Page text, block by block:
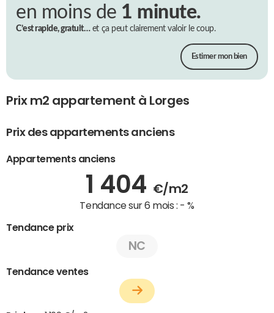
en moins de 1 minute.
C’est rapide, gratuit…et ça peut clairement valoir le coup.
Estimer mon bien
Prix m2 appartement à Lorges
Prix des appartements anciens
Appartements anciens
1 404 €/m2
Tendance sur 6 mois : - %
Tendance prix
NC
Tendance ventes